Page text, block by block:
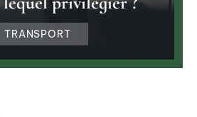
TRANSPORT